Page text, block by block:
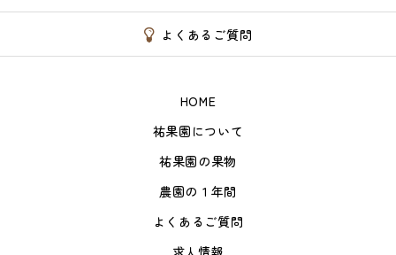
よくあるご質問
HOME
祐果園について
祐果園の果物
農園の１年間
よくあるご質問